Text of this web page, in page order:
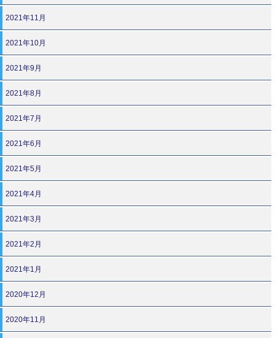
2021年11月
2021年10月
2021年9月
2021年8月
2021年7月
2021年6月
2021年5月
2021年4月
2021年3月
2021年2月
2021年1月
2020年12月
2020年11月